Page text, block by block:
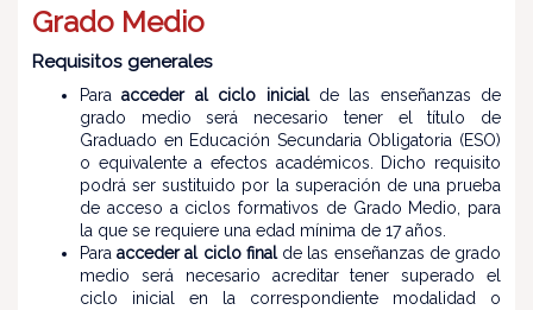
Grado Medio
Requisitos generales
Paraacceder al ciclo inicialde las enseñanzas de
grado medio será necesario tener el título de
Graduado en Educación Secundaria Obligatoria (ESO)
o equivalente a efectos académicos. Dicho requisito
podrá ser sustituido por la superación de una prueba
de acceso a ciclos formativos de Grado Medio, para
la que se requiere una edad mínima de 17 años.
Para acceder al ciclo finalde las enseñanzas de grado
medio será necesario acreditar tener superado el
ciclo inicial en la correspondiente modalidad o